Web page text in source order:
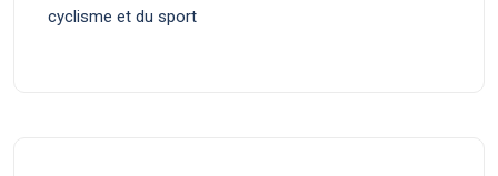
cyclisme et du sport